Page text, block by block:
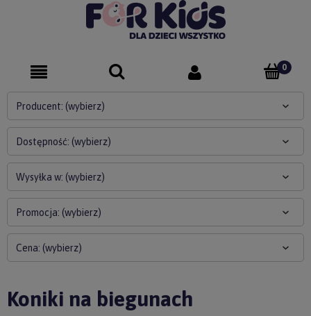
Producent: (wybierz)
Dostępność: (wybierz)
Wysyłka w: (wybierz)
Cena: (wybierz)
Promocja: (wybierz)
Koniki na biegunach